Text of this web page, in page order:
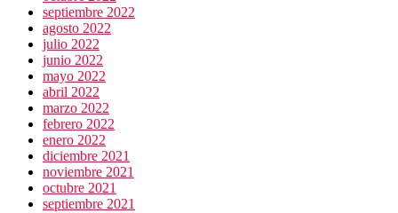
septiembre 2022
agosto 2022
julio 2022
junio 2022
mayo 2022
abril 2022
marzo 2022
febrero 2022
enero 2022
diciembre 2021
noviembre 2021
octubre 2021
septiembre 2021